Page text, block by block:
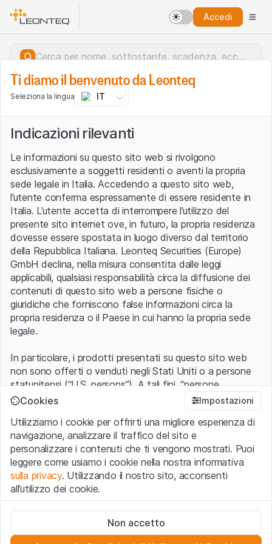
Accedi
Errore del server.
Ti diamo il benvenuto da Leonteq
Seleziona la lingua IT
Indicazioni rilevanti
Le informazioni su questo sito web si rivolgono
esclusivamente a soggetti residenti o aventi la propria
sede legale in Italia. Accedendo a questo sito web,
l’utente conferma espressamente di essere residente in
Italia. L’utente accetta di interrompere l’utilizzo del
presente sito internet ove, in futuro, la propria residenza
dovesse essere spostata in luogo diverso dal territorio
della Repubblica Italiana. Leonteq Securities (Europe)
GmbH declina, nella misura consentita dalle leggi
applicabili, qualsiasi responsabilità circa la diffusione dei
contenuti di questo sito web a persone fisiche o
giuridiche che forniscono false informazioni circa la
propria residenza o il Paese in cui hanno la propria sede
legale.
In particolare, i prodotti presentati su questo sito web
non sono offerti o venduti negli Stati Uniti o a persone
statunitensi (“U.S. persons”). A tali fini, “persone
statunitensi” vanno intese nel significato ad esse ascritto
1933 che include le persone residenti negli Stati Uniti
d’America, le società per azioni e le altre forme societarie
americane.
Condizioni di utilizzo e informazioni legali
Con l’accesso al sito web (di seguito, il “Sito”) si dichiara
avvertenze importanti e le condizioni di utilizzo ivi rese
Cookies Impostazioni
Utilizziamo i cookie per offrirti una migliore esperienza di
navigazione, analizzare il traffico del sito e
personalizzare i contenuti che ti vengono mostrati. Puoi
leggere come usiamo i cookie nella nostra informativa
sulla privacy. Utilizzando il nostro sito, acconsenti
all’utilizzo dei cookie.
Questi cookie sono necessari per il funzionamento del sito
web e non possono essere disattivati.
Non accetto